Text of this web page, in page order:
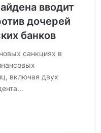
вводит
дочерей
банков
санкциях в
включая двух